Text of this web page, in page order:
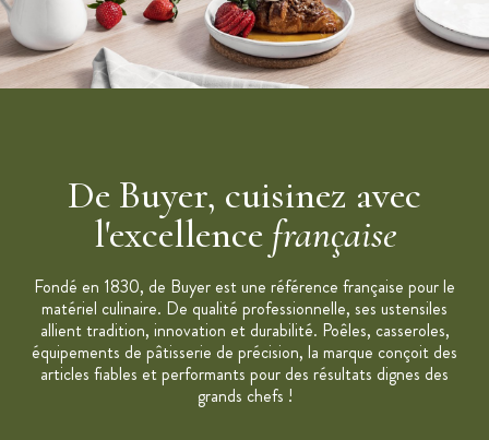
De Buyer, cuisinez avec
l'excellence française
Fondé en 1830, de Buyer est une référence française pour le
matériel culinaire. De qualité professionnelle, ses ustensiles
allient tradition, innovation et durabilité. Poêles, casseroles,
équipements de pâtisserie de précision, la marque conçoit des
articles fiables et performants pour des résultats dignes des
grands chefs !